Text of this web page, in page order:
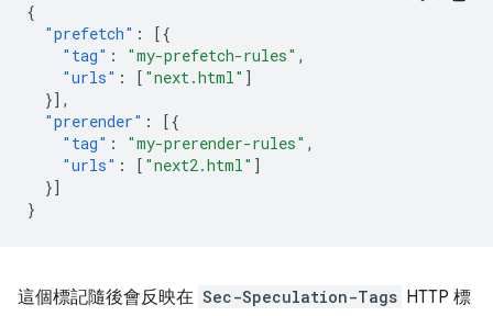
{
"prefetch" :
[{
"tag" : "my-prefetch-rules" ,
"urls" : [ "next.html" ]
}],
"prerender" :
[{
"tag" : "my-prerender-rules" ,
"urls" : [ "next2.html" ]
}]
}
這個標記隨後會反映在 Sec-Speculation-Tags HTTP 標